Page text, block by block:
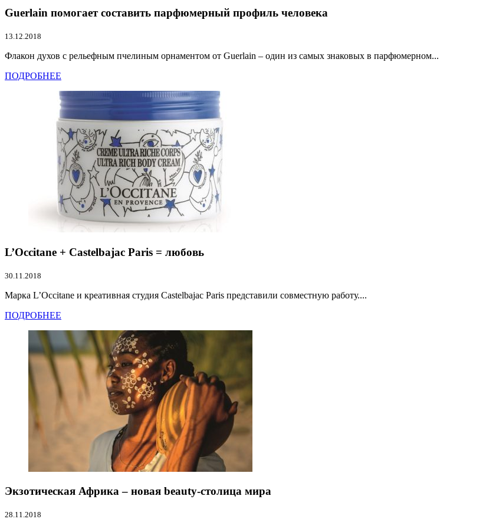
Guerlain помогает составить парфюмерный профиль человека
13.12.2018
Флакон духов с рельефным пчелиным орнаментом от Guerlain – один из самых знаковых в парфюмерном...
ПОДРОБНЕЕ
L’Occitane + Castelbajac Paris = любовь
30.11.2018
Марка L’Occitane и креативная студия Castelbajac Paris представили совместную работу....
ПОДРОБНЕЕ
Экзотическая Африка – новая beauty-столица мира
28.11.2018